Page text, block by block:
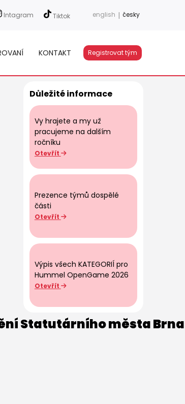
Intagram Tiktok english | česky
KONTAKT Registrovat tým
Důležité informace
Vy hrajete a my už
pracujeme na dalším
ročníku
Otevřít
Prezence týmů dospělé
části
Otevřít
Výpis všech KATEGORIÍ pro
Hummel OpenGame 2026
Otevřít
Statutárního města Brna